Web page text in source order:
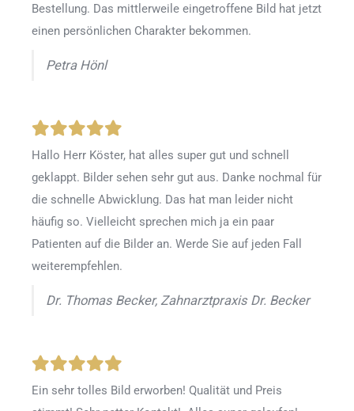
Bestellung. Das mittlerweile eingetroffene Bild hat jetzt
einen persönlichen Charakter bekommen.
Petra Hönl
Hallo Herr Köster, hat alles super gut und schnell
geklappt. Bilder sehen sehr gut aus. Danke nochmal für
die schnelle Abwicklung. Das hat man leider nicht
häufig so. Vielleicht sprechen mich ja ein paar
Patienten auf die Bilder an. Werde Sie auf jeden Fall
weiterempfehlen.
Dr. Thomas Becker, Zahnarztpraxis Dr. Becker
Ein sehr tolles Bild erworben! Qualität und Preis